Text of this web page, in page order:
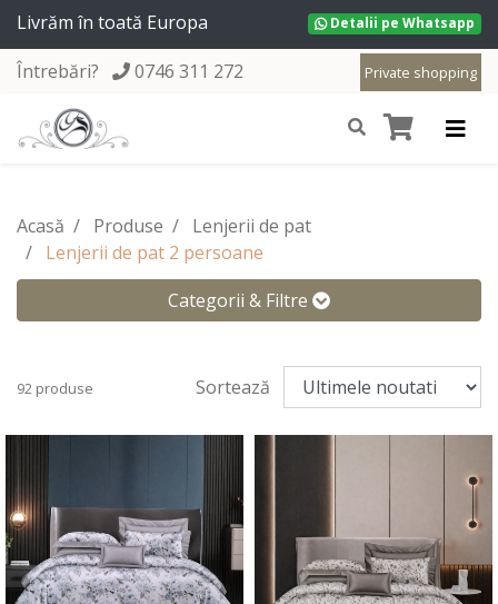
Livrăm în toată Europa Detalii pe Whatsapp
Private shopping
Întrebări? 0746 311 272
Acasă Produse
Lenjerii de pat
Lenjerii de pat 2 persoane
Categorii & Filtre
92 produse Sortează